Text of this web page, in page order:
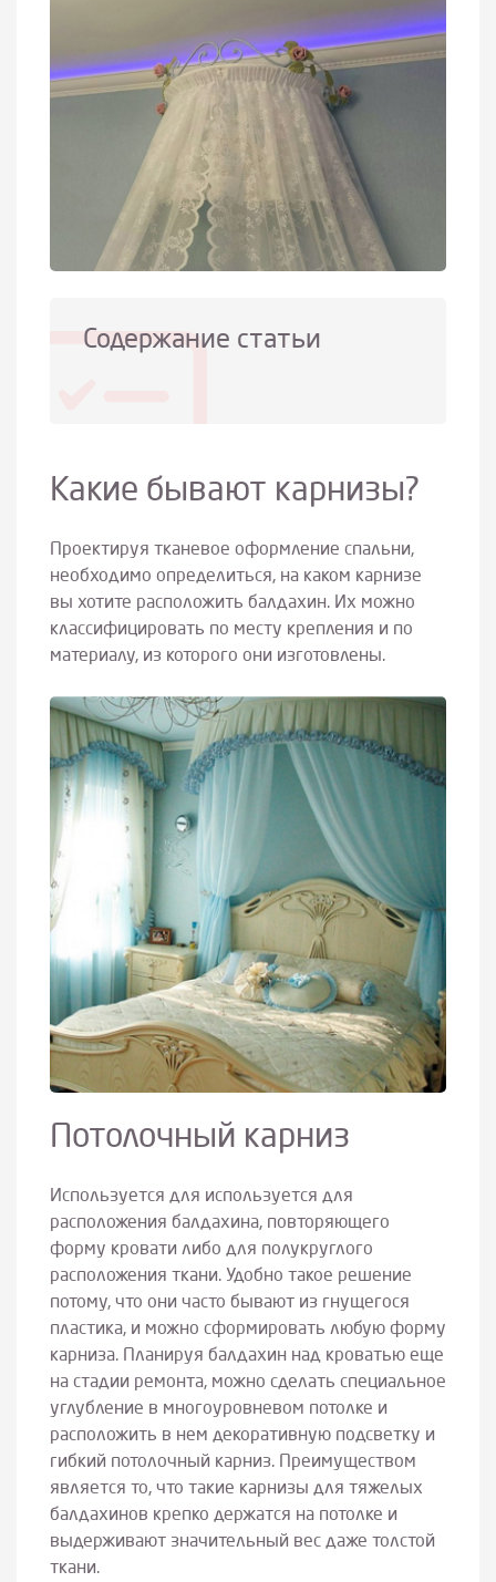
Содержание статьи
Какие бывают карнизы?
Проектируя тканевое оформление спальни,
необходимо определиться, на каком карнизе
вы хотите расположить балдахин. Их можно
классифицировать по месту крепления и по
материалу, из которого они изготовлены.
Потолочный карниз
Используется для используется для
расположения балдахина, повторяющего
форму кровати либо для полукруглого
расположения ткани. Удобно такое решение
потому, что они часто бывают из гнущегося
пластика, и можно сформировать любую форму
карниза. Планируя балдахин над кроватью еще
на стадии ремонта, можно сделать специальное
углубление в многоуровневом потолке и
расположить в нем декоративную подсветку и
гибкий потолочный карниз. Преимуществом
является то, что такие карнизы для тяжелых
балдахинов крепко держатся на потолке и
выдерживают значительный вес даже толстой
ткани.